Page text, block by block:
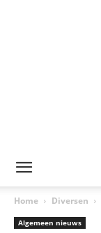
Home Diversen
Algemeen nieuws